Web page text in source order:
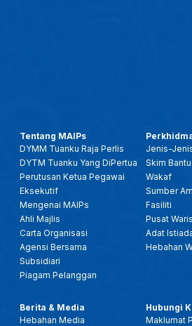
Tentang MAIPs
DYMM Tuanku Raja Perlis
DYTM Tuanku Yang DiPertua
Perutusan Ketua Pegawai
Eksekutif
Mengenai MAIPs
Ahli Majlis
Carta Organisasi
Agensi Bersama
Subsidiari
Piagam Pelanggan
Jenis-
Skim
Wakaf
Sumber Am
Fasiliti
Pusat
Adat
Hebahan
Berita & Media
Hebahan Media
Hubungi
Maklumat